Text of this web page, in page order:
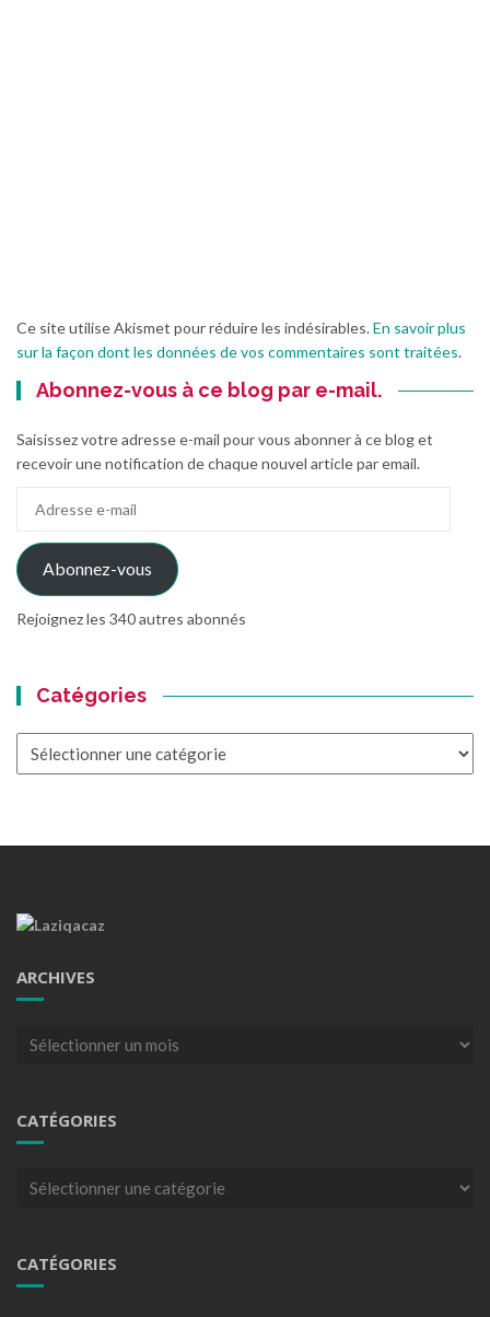
Ce site utilise Akismet pour réduire les indésirables.En savoir plus
sur la façon dont les données de vos commentaires sont traitées.
Abonnez-vous à ce blog par e-mail.
Saisissez votre adresse e-mail pour vous abonner à ce blog et
recevoir une notification de chaque nouvel article par email.
mail
Abonnez-vous
Rejoignez les 340 autres abonnés
Catégories
ARCHIVES
Archives
CATÉGORIES
Catégories
CATÉGORIES